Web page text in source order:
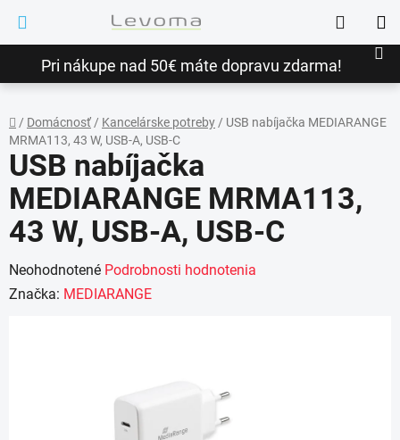
obsah
Pri nákupe nad 50€ máte dopravu zdarma!
Hľadať
Domov
/ Domácnosť/ Kancelárske potreby/ USB nabíjačka MEDIARANGE
MRMA113, 43 W, USB-A, USB-C
USB nabíjačka
MEDIARANGE MRMA113,
43 W, USB-A, USB-C
Priemerné
hodnotenie
Neohodnotené Podrobnosti hodnotenia
Značka: MEDIARANGE